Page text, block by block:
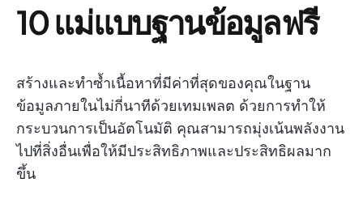
10 แม่แบบฐานข้อมูลฟรี
สร้างและทำซ้ำเนื้อหาที่มีค่าที่สุดของคุณในฐาน
ข้อมูลภายในไม่กี่นาทีด้วยเทมเพลต ด้วยการทำให้
กระบวนการเป็นอัตโนมัติ คุณสามารถมุ่งเน้นพลังงาน
ไปที่สิ่งอื่นเพื่อให้มีประสิทธิภาพและประสิทธิผลมาก
ขึ้น